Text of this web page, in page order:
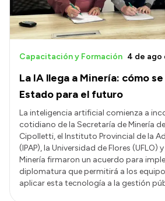
La IA llega a Minería: cómo
Estado para el futuro
Capacitación y Formación 4 de ago
La inteligencia artificial comienza a
cotidiano de la Secretaría de Minería
Cipolletti, el Instituto Provincial de la
(IPAP), la Universidad de Flores (UFLO)
Minería firmaron un acuerdo para
diplomatura que permitirá a los
aplicar esta tecnología a la gestión